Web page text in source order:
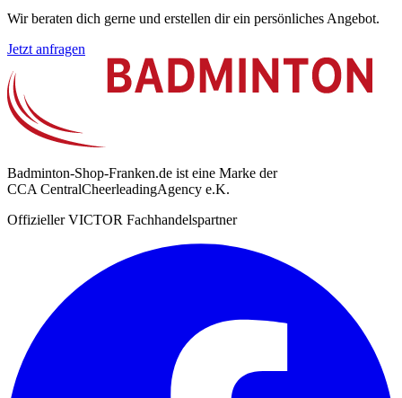
Wir beraten dich gerne und erstellen dir ein persönliches Angebot.
Jetzt anfragen
Badminton-Shop-Franken.de ist eine Marke der
CCA CentralCheerleadingAgency e.K.
Offizieller VICTOR Fachhandelspartner